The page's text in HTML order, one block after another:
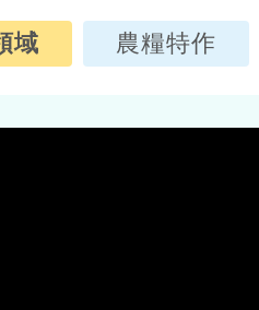
域 農糧特作